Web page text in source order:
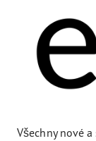
Všechny nové